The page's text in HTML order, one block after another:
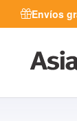
Envíos